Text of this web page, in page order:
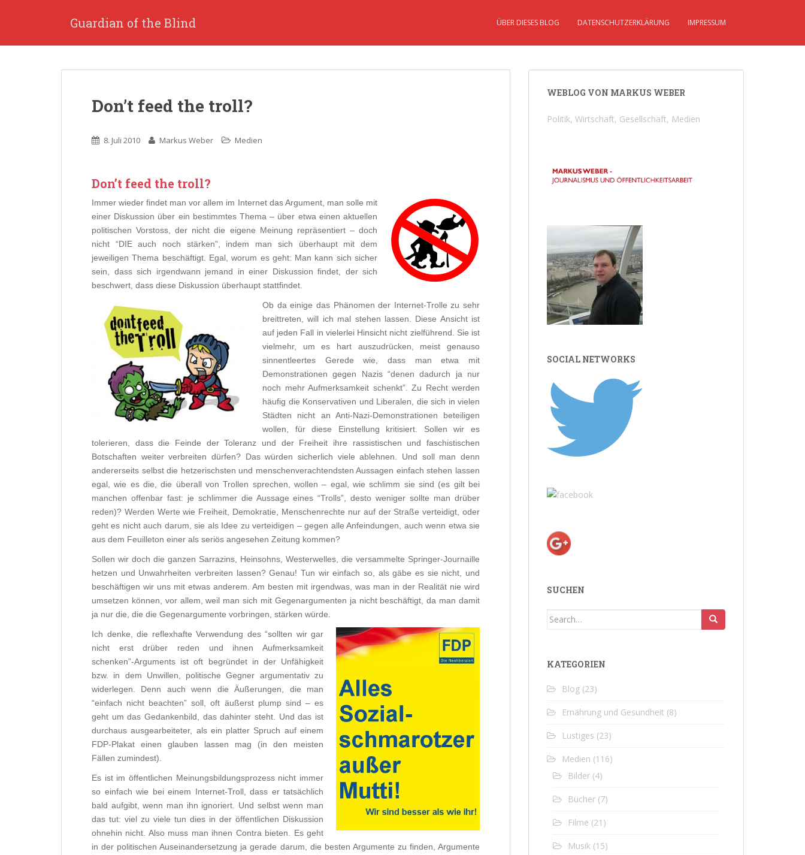
p
Guardian of the Blind ÜBER DIESES BLOG DATENSCHUTZERKLÄRUNG IMPRESSUM
Don’t feed the troll?
8. Juli 2010 Markus Weber Medien
Don’t feed the troll?
Immer wieder findet man vor allem im Internet das Argument, man solle mit
einer Diskussion über ein bestimmtes Thema – über etwa einen aktuellen
politischen Vorstoss, der nicht die eigene Meinung repräsentiert – doch
nicht “DIE auch noch stärken”, indem man sich überhaupt mit dem
jeweiligen Thema beschäftigt. Egal, worum es geht: Man kann sich sicher
sein, dass sich irgendwann jemand in einer Diskussion findet, der sich
beschwert, dass diese Diskussion überhaupt stattfindet.
Ob da einige das Phänomen der Internet-Trolle zu sehr
breittreten, will ich mal stehen lassen. Diese Ansicht ist
auf jeden Fall in vielerlei Hinsicht nicht zielführend. Sie ist
vielmehr, um es hart auszudrücken, meist genauso
sinnentleertes Gerede wie, dass man etwa mit
Demonstrationen gegen Nazis “denen dadurch ja nur
noch mehr Aufmerksamkeit schenkt”. Zu Recht werden
häufig die Konservativen und Liberalen, die sich in vielen
Städten nicht an Anti-Nazi-Demonstrationen beteiligen
wollen, für diese Einstellung kritisiert. Sollen wir es
tolerieren, dass die Feinde der Toleranz und der Freiheit ihre rassistischen und faschistischen
Botschaften weiter verbreiten dürfen? Das würden sicherlich viele ablehnen. Und soll man denn
andererseits selbst die hetzerischsten und menschenverachtendsten Aussagen einfach stehen lassen
egal, wie es die, die überall von Trollen sprechen, wollen – egal, wie schlimm sie sind (es gilt bei
manchen offenbar fast: je schlimmer die Aussage eines “Trolls”, desto weniger sollte man drüber
reden)? Werden Werte wie Freiheit, Demokratie, Menschenrechte nur auf der Straße verteidigt, oder
geht es nicht auch darum, sie als Idee zu verteidigen – gegen alle Anfeindungen, auch wenn etwa sie
aus dem Feuilleton einer als seriös angesehen Zeitung kommen?
Sollen wir doch die ganzen Sarrazins, Heinsohns, Westerwelles, die versammelte Springer-Journaille
hetzen und Unwahrheiten verbreiten lassen? Genau! Tun wir einfach so, als gäbe es sie nicht, und
beschäftigen wir uns mit etwas anderem. Am besten mit irgendwas, was man in der Realität nie wird
umsetzen können, vor allem, weil man sich mit Gegenargumenten ja nicht beschäftigt, da man damit
ja nur die, die die Gegenargumente vorbringen, stärken würde.
Ich denke, die reflexhafte Verwendung des “sollten wir gar
nicht erst drüber reden und ihnen Aufmerksamkeit
schenken”-Arguments ist oft begründet in der Unfähigkeit
bzw. in dem Unwillen, politische Gegner argumentativ zu
widerlegen. Denn auch wenn die Äußerungen, die man
“einfach nicht beachten” soll, oft äußerst plump sind – es
geht um das Gedankenbild, das dahinter steht. Und das ist
durchaus ausgearbeiteter, als ein platter Spruch auf einem
FDP-Plakat einen glauben lassen mag (in den meisten
Fällen zumindest).
Es ist im öffentlichen Meinungsbildungsprozess nicht immer
so einfach wie bei einem Internet-Troll, dass er tatsächlich
bald aufgibt, wenn man ihn ignoriert. Und selbst wenn man
das tut: viel zu viele tun dies in der öffentlichen Diskussion
ohnehin nicht. Also muss man ihnen Contra bieten. Es geht
in der politischen Auseinandersetzung ja gerade darum, die besten Argumente zu finden, Argumente
WEBLOG VON MARKUS WEBER
Politik, Wirtschaft, Gesellschaft, Medien
SOCIAL NETWORKS
SUCHEN
Search
KATEGORIEN
Blog (23)
Ernährung und Gesundheit (8)
Lustiges (23)
Medien (116)
Bilder (4)
Bücher (7)
Filme (21)
Musik (15)